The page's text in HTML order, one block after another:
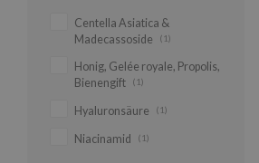
Centella Asiatica &
Madecassoside
(1)
Honig, Gelée royale, Propolis,
Bienengift
(1)
Hyaluronsäure (1)
Niacinamid (1)